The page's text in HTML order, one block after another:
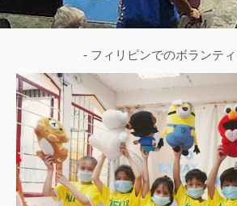
- フィリピンでのボランテ